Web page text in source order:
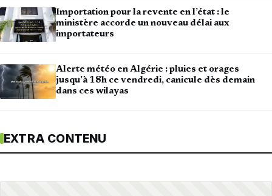
Importation pour la revente en l’état : le
ministère accorde un nouveau délai aux
importateurs
Alerte météo en Algérie : pluies et orages
jusqu’à 18h ce vendredi, canicule dès demain
dans ces wilayas
EXTRA CONTENU